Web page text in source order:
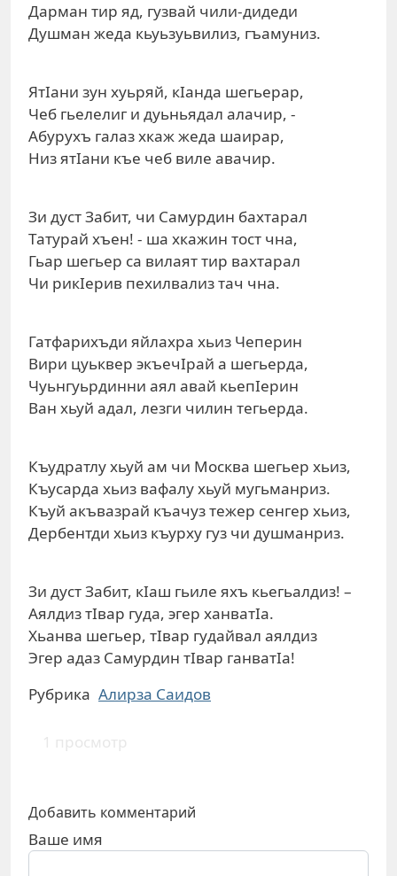
Дарман тир яд, гузвай чили-дидеди
Душман жеда кьуьзуьвилиз, гъамуниз.
ЯтIани зун хуьряй, кIанда шегьерар,
Чеб гьелелиг и дуьньядал алачир, -
Абурухъ галаз хкаж жеда шаирар,
Низ ятIани къе чеб виле авачир.
Зи дуст Забит, чи Самурдин бахтарал
Татурай хъен! - ша хкажин тост чна,
Гьар шегьер са вилаят тир вахтарал
Чи рикIерив пехилвализ тач чна.
Гатфарихъди яйлахра хьиз Чеперин
Вири цуьквер экъечIрай а шегьерда,
Чуьнгуьрдинни аял авай кьепIерин
Ван хьуй адал, лезги чилин тегьерда.
Къудратлу хьуй ам чи Москва шегьер хьиз,
Къусарда хьиз вафалу хьуй мугьманриз.
Къуй акъвазрай къачуз тежер сенгер хьиз,
Дербентди хьиз къурху гуз чи душманриз.
Зи дуст Забит, кIаш гьиле яхъ кьегьалдиз! –
Аялдиз тIвар гуда, эгер ханватIа.
Хьанва шегьер, тIвар гудайвал аялдиз
Эгер адаз Самурдин тIвар ганватIа!
Рубрика Алирза Саидов
1 просмотр
Добавить комментарий
Ваше имя